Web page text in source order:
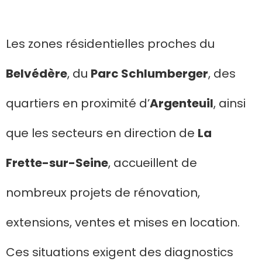
Les zones résidentielles proches du
Belvédère, du Parc Schlumberger, des
quartiers en proximité d’Argenteuil, ainsi
que les secteurs en direction de La
Frette-sur-Seine, accueillent de
nombreux projets de rénovation,
extensions, ventes et mises en location.
Ces situations exigent des diagnostics